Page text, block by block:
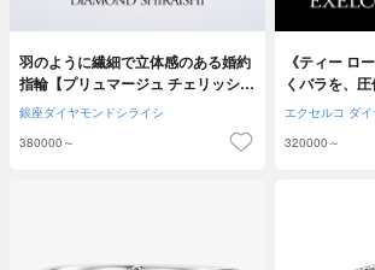
羽のように繊細で立体感のある婚約
指輪【プリュマージュ チェリッシ
ュ】
銀座ダイヤモンドシライシ
380000～
《ティー ロ
くバラを、
輝きで表現
エクセルコ ダ
320000～